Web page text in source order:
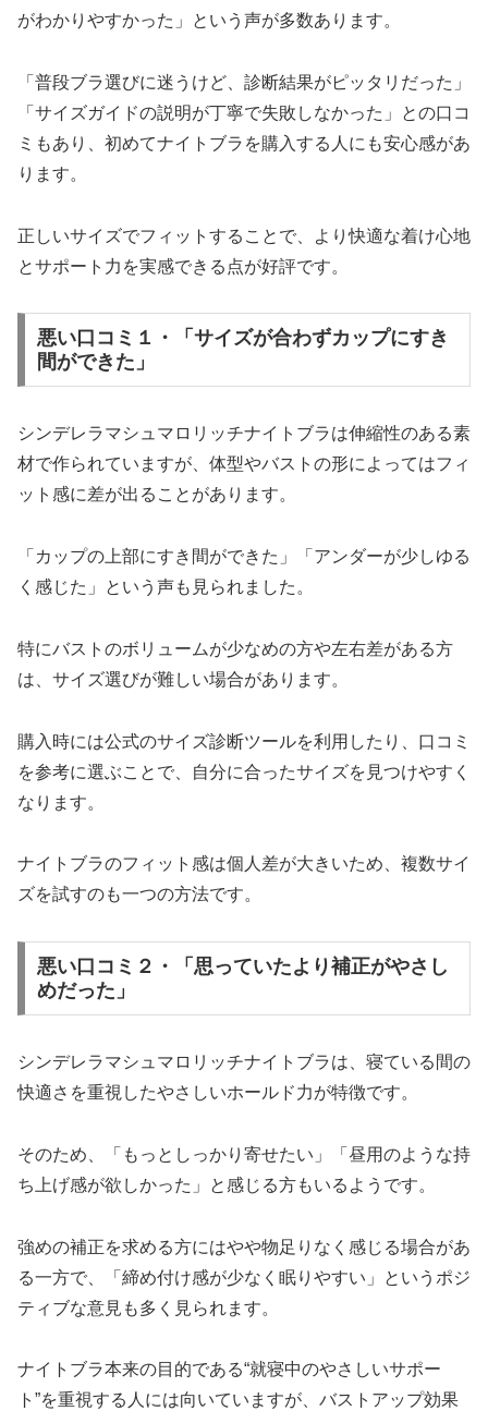
がわかりやすかった」という声が多数あります。
「普段ブラ選びに迷うけど、診断結果がピッタリだった」
「サイズガイドの説明が丁寧で失敗しなかった」との口コ
ミもあり、初めてナイトブラを購入する人にも安心感があ
ります。
正しいサイズでフィットすることで、より快適な着け心地
とサポート力を実感できる点が好評です。
悪い口コミ１・「サイズが合わずカップにすき
間ができた」
シンデレラマシュマロリッチナイトブラは伸縮性のある素
材で作られていますが、体型やバストの形によってはフィ
ット感に差が出ることがあります。
「カップの上部にすき間ができた」「アンダーが少しゆる
く感じた」という声も見られました。
特にバストのボリュームが少なめの方や左右差がある方
は、サイズ選びが難しい場合があります。
購入時には公式のサイズ診断ツールを利用したり、口コミ
を参考に選ぶことで、自分に合ったサイズを見つけやすく
なります。
ナイトブラのフィット感は個人差が大きいため、複数サイ
ズを試すのも一つの方法です。
悪い口コミ２・「思っていたより補正がやさし
めだった」
シンデレラマシュマロリッチナイトブラは、寝ている間の
快適さを重視したやさしいホールド力が特徴です。
そのため、「もっとしっかり寄せたい」「昼用のような持
ち上げ感が欲しかった」と感じる方もいるようです。
強めの補正を求める方にはやや物足りなく感じる場合があ
る一方で、「締め付け感が少なく眠りやすい」というポジ
ティブな意見も多く見られます。
ナイトブラ本来の目的である“就寝中のやさしいサポー
ト”を重視する人には向いていますが、バストアップ効果